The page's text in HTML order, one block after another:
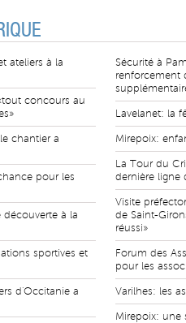
ateliers à la
concours au
chantier a
pour les
découverte à la
sportives et
d'Occitanie a
Sécurité à
renforcement
Lavelanet: la
Mirepoix:
La Tour du
dernière ligne
Visite
de Saint-
réussi»
Forum des
pour les
Varilhes: les
Mirepoix: une